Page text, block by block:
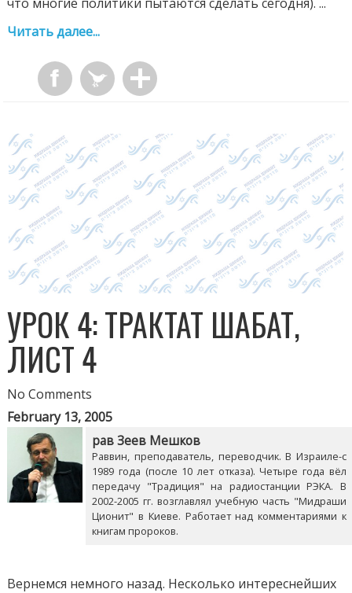
что многие политики пытаются сделать сегодня). ...
Читать далее...
УРОК 4: ТРАКТАТ ШАБАТ,
ЛИСТ 4
No Comments
February 13, 2005
рав Зеев Мешков
Раввин, преподаватель, переводчик. В Израиле-с
1989 года (после 10 лет отказа). Четыре года вёл
передачу "Традиция" на радиостанции РЭКА. В
2002-2005 гг. возглавлял учебную часть "Мидраши
Ционит" в Киеве. Работает над комментариями к
книгам пророков.
Вернемся немного назад. Несколько интереснейших